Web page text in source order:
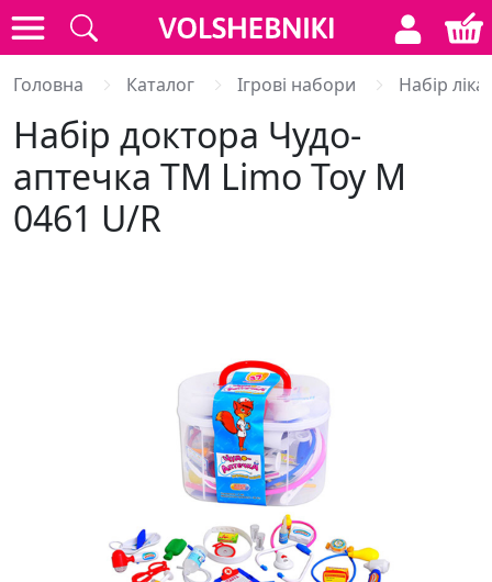
Головна Каталог Ігрові набори Набір
Набір доктора Чудо-
аптечка ТМ Limo Toy M
0461 U/R